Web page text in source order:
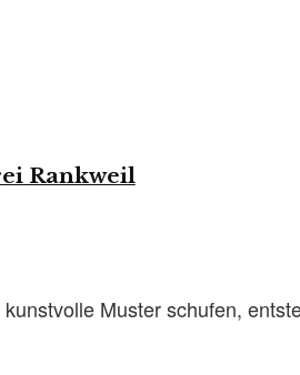
Rankweil
Muster schufen,